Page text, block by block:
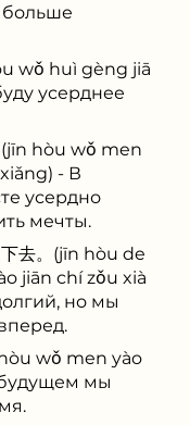
wǒ huì gèng jiā
усерднее
(jīn hòu wǒ men
- В
усердно
мечты.
下去。(jīn hòu de
jiān chí zǒu xià
но мы
hòu wǒ men yào
мы